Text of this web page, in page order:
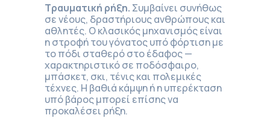
Τραυματική ρήξη. Συμβαίνει συνήθως
σε νέους, δραστήριους ανθρώπους και
αθλητές. Ο κλασικός μηχανισμός είναι
η στροφή του γόνατος υπό φόρτιση με
το πόδι σταθερό στο έδαφος —
χαρακτηριστικό σε ποδόσφαιρο,
μπάσκετ, σκι, τένις και πολεμικές
τέχνες. Η βαθιά κάμψη ή η υπερέκταση
υπό βάρος μπορεί επίσης να
προκαλέσει ρήξη.